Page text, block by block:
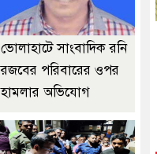
ভোলাহাটে সাংবাদিক রনি
রজবের পরিবারের ওপর
হামলার অভিযোগ